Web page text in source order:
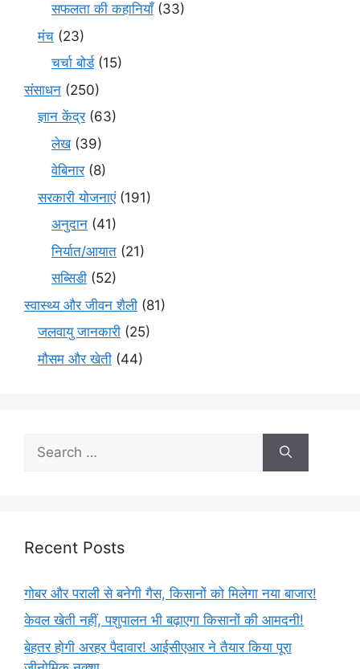
सफलता की कहानियाँ(33)
मंच (23)
चर्चा बोर्ड(15)
संसाधन (250)
ज्ञान केंद्र(63)
लेख(39)
वेबिनार(8)
सरकारी योजनाएं(191)
अनुदान (41)
निर्यात/आयात (21)
सब्सिडी (52)
स्वास्थ्य और जीवन शैली (81)
जलवायु जानकारी (25)
मौसम और खेती (44)
Recent Posts
गोबर और पराली से बनेगी गैस, किसानों को मिलेगा नया बाजार!
केवल खेती नहीं, पशुपालन भी बढ़ाएगा किसानों की आमदनी!
बेहतर होगी अरहर पैदावार! आईसीएआर ने तैयार किया पूरा